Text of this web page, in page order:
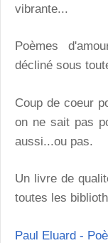
vibrante...
Poèmes
décliné sous
Coup de coeur
on ne sait pas
aussi...ou pas.
Un livre de
toutes les
Paul Eluard -